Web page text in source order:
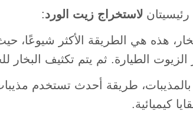
لاستخراج زيت الورد:
هذه هي الطريقة الأكثر شيوعًا،
الزيوت الطيارة. ثم يتم تكثيف
بالمذيبات، طريقة أحدث تستخدم
كيميائية.